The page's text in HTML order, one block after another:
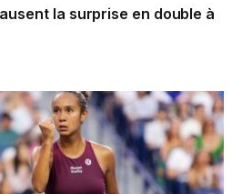
la surprise en double à